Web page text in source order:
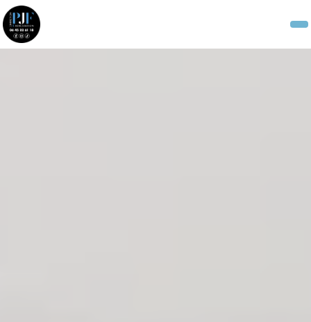
Panneau de gestion des cookies